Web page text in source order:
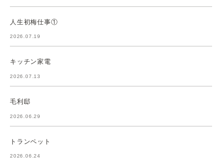
人生初梅仕事①
2026.07.19
キッチン家電
2026.07.13
毛利邸
2026.06.29
トランペット
2026.06.24